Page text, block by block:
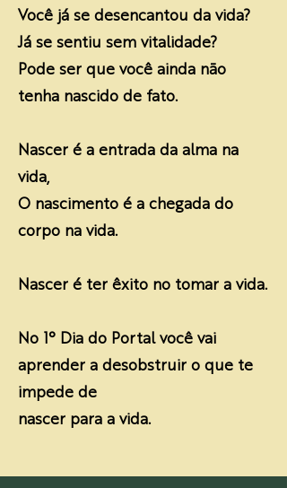
Você já se desencantou da vida?
Já se sentiu sem vitalidade?
Pode ser que você ainda não
tenha nascido de fato.
Nascer é a entrada da alma na
vida,
O nascimento é a chegada do
corpo na vida.
Nascer é ter êxito no tomar a vida.
No 1° Dia do Portal você vai
aprender a desobstruir o que te
impede de
nascer para a vida.